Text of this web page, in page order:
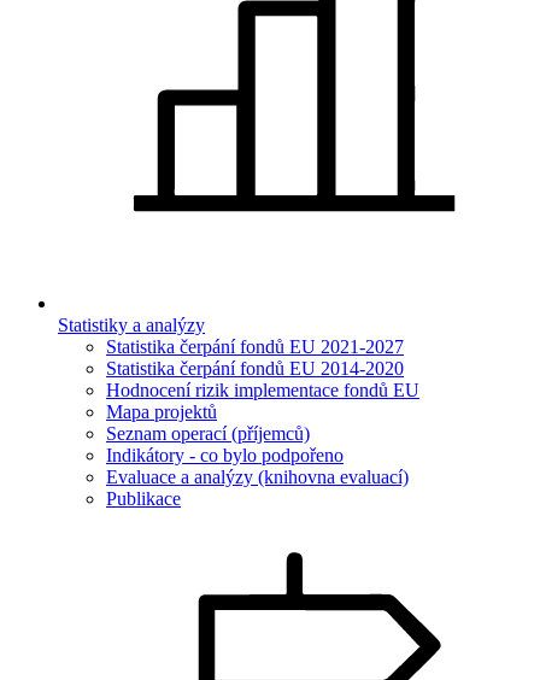
Statistiky a analýzy
Statistika čerpání fondů EU 2021-2027
Statistika čerpání fondů EU 2014-2020
Hodnocení rizik implementace fondů EU
Mapa projektů
Seznam operací (příjemců)
Indikátory - co bylo podpořeno
Evaluace a analýzy (knihovna evaluací)
Publikace